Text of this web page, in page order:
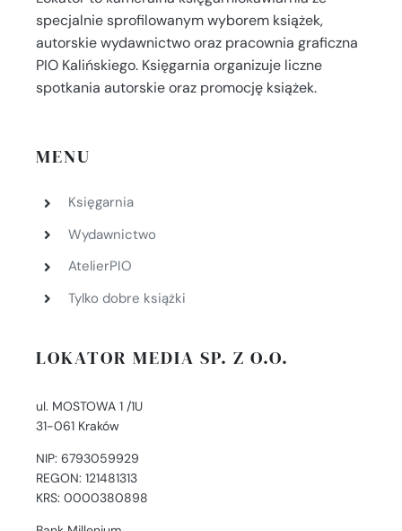
specjalnie sprofilowanym wyborem książek,
autorskie wydawnictwo oraz pracownia graficzna
PIO Kalińskiego. Księgarnia organizuje liczne
spotkania autorskie oraz promocję książek.
MENU
Księgarnia
Wydawnictwo
AtelierPIO
Tylko dobre książki
LOKATOR MEDIA SP. Z O.O.
ul. MOSTOWA 1 /1U
31-061 Kraków
NIP: 6793059929
REGON: 121481313
KRS: 0000380898